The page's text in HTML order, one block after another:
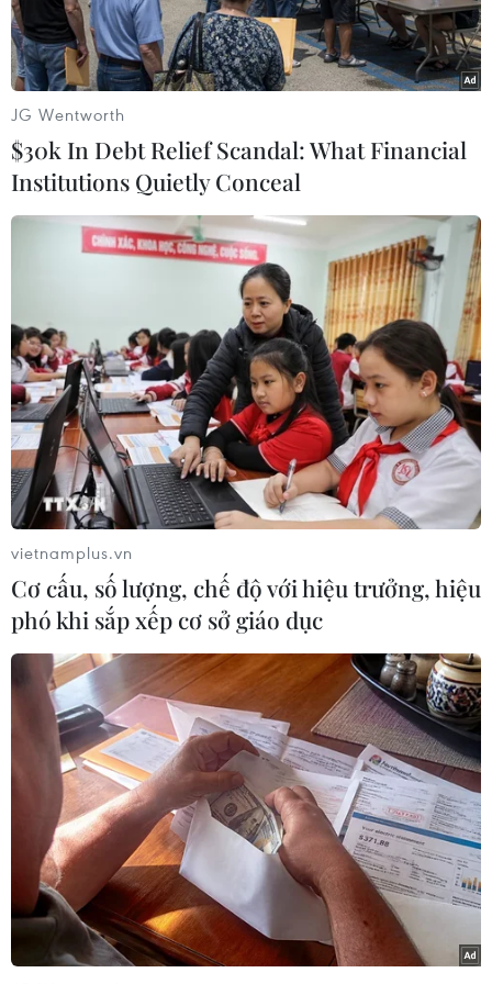
Đại sứ Ngô Đức Mạnh (phải) và Thống đốc tỉnh Irkutsk Sergey
Levchenko. (Ảnh Dương/TTXVN)
Nhằm thúc đẩy phát triển hợp tác giữa các địa
phương của Liên bang Nga và Việt Nam, ngày
17/4, tại trụ sở Đại sứ quán Việt Nam ở Liên
bang Nga, Đại sứ Việt Nam tại Liên bang Nga
Ngô Đức Mạnh đã tiếp và làm việc với ông
Sergey Levchenko, Thống đốc tỉnh Irkutsk.
đã thông báo cho Đại sứ Ngô Đức Mạnh về tình
hình hợp tác giữa tỉnh Irkutsk với Việt Nam,
cũng như tình hình cộng đồng người Việt Nam
đang sinh sống và học tập ở nơi đây.
Thống đốc Levchenko bày tỏ vui mừng về việc
ngày càng nhiều sinh viên Việt Nam đến theo
học tại các trường Đại học của tỉnh Irkutsk. Ông
Levchenko cam kết sẽ nỗ lực tạo mọi điều kiện
để số lượng sinh viên Việt Nam tăng lên trong
thời gian tới.
JG Wentworth
$30k In Debt Relief Scandal: What Financial
Institutions Quietly Conceal
vietnamplus.vn
Cơ cấu, số lượng, chế độ với hiệu trưởng, hiệu
phó khi sắp xếp cơ sở giáo dục